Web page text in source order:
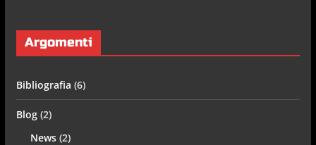
Argomenti
Bibliografia (6)
Blog(2)
News(2)